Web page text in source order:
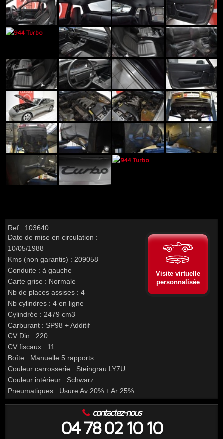
Ref : 103640
Date de mise en circulation :
10/05/1988
Kms (non garantis) : 209058
Conduite : à gauche
Carte grise : Normale
Nb de places assises : 4
Nb cylindres : 4 en ligne
Cylindrée : 2479 cm3
Carburant : SP98 + Additif
CV Din : 220
CV fiscaux : 11
Boîte : Manuelle 5 rapports
Couleur carrosserie : Steingrau LY7U
Couleur intérieur : Schwarz
Pneumatiques : Usure Av 20% + Ar 25%
Visite virtuelle
personnalisée
contactez-nous
04 78 02 10 10